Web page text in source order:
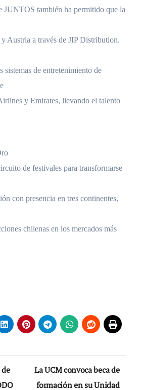
JUNTOS también ha permitido que la
Austria a través de JIP Distribution.
sistemas de entretenimiento de
y Emirates, llevando el talento
de festivales para transformarse
con presencia en tres continentes,
chilenas en los mercados más
La UCM convoca beca de
formación en su Unidad